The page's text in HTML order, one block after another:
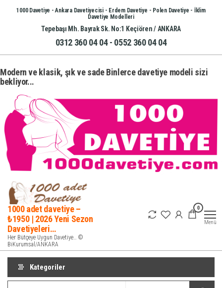
İçeriğe1000 Davetiye - Ankara Davetiyecisi - Erdem Davetiye - Polen Davetiye - İklim
Davetiye Modelleri
Tepebaşı Mh. Bayrak Sk. No:1 Keçiören / ANKARA
0312 360 04 04 - 0552 360 04 04
Modern ve klasik, şık ve sade Binlerce davetiye modeli sizi
bekliyor...
1000 adet davetiye –
₺1950 | 2026 Yeni Sezon
Davetiyeleri…
Her Bütçeye Uygun Davetiye… ©
BiKurumsal/ANKARA
0
Menü
Kategoriler